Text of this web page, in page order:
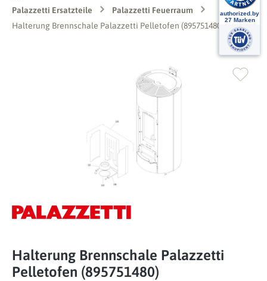
Palazzetti Ersatzteile
Palazzetti Feuerraum
Halterung Brennschale Palazzetti Pelletofen (895751480)
Halterung Brennschale Palazzetti
Pelletofen (895751480)